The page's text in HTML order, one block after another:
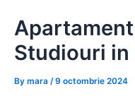
contentStudiouri in
By mara /9 octombrie 2024